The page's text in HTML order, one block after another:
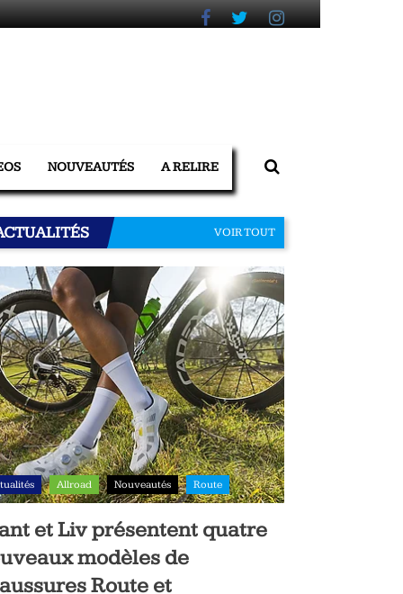
NOUVEAUTÉS A RELIRE
VOIR TOUT
Allroad Nouveautés Route
et Liv présentent quatre
modèles de
Route et